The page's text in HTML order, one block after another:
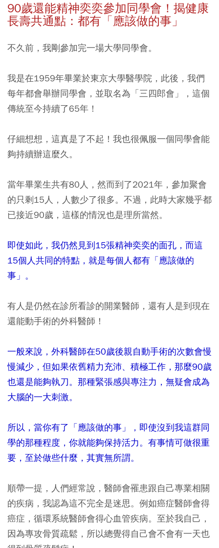
90歲還能精神奕奕參加同學會！揭健康
長壽共通點：都有「應該做的事」
不久前，我剛參加完一場大學同學會。
我是在1959年畢業於東京大學醫學院，此後，我們
每年都會舉辦同學會，並取名為「三四郎會」，這個
傳統至今持續了65年！
仔細想想，這真是了不起！我也很佩服一個同學會能
夠持續辦這麼久。
當年畢業生共有80人，然而到了2021年，參加聚會
的只剩15人，人數少了很多。不過，此時大家幾乎都
已接近90歲，這樣的情況也是理所當然。
即使如此，我仍然見到15張精神奕奕的面孔，而這
15個人共同的特點，就是每個人都有「應該做的
事」。
有人是仍然在診所看診的開業醫師，還有人是到現在
還能動手術的外科醫師！
一般來說，外科醫師在50歲後親自動手術的次數會慢
慢減少，但如果依舊精力充沛、積極工作，那麼90歲
也還是能夠執刀。那種緊張感與專注力，無疑會成為
大腦的一大刺激。
所以，當你有了「應該做的事」，即使沒到我這群同
學的那種程度，你就能夠保持活力。有事情可做很重
要，至於做些什麼，其實無所謂。
順帶一提，人們經常說，醫師會罹患跟自己專業相關
的疾病，我認為這不完全是迷思。例如癌症醫師會得
癌症，循環系統醫師會得心血管疾病。至於我自己，
因為專攻骨質疏鬆，所以總覺得自己會不會有一天也